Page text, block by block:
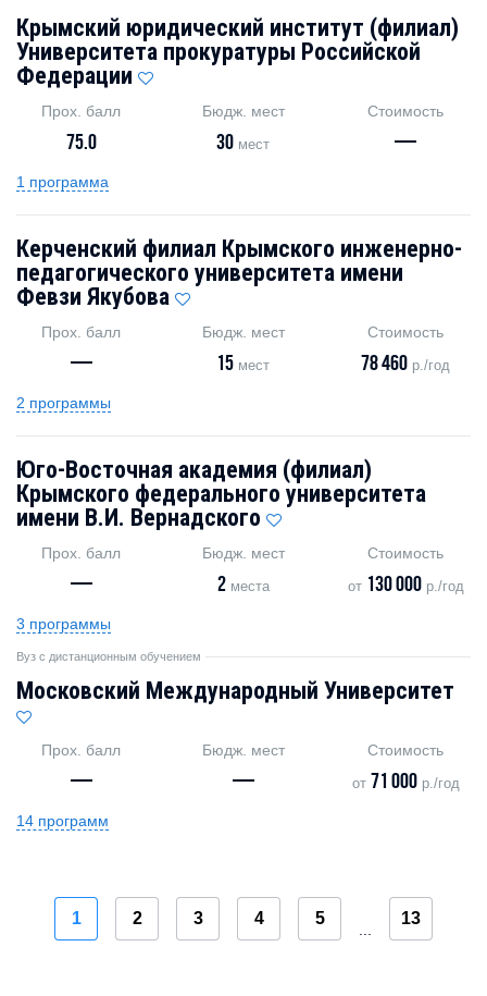
Крымский юридический институт (филиал)
Университета прокуратуры Российской
Федерации
Прох. балл
75.0
Бюдж. мест
30 мест
Стоимость
—
1 программа
Керченский филиал Крымского инженерно-
педагогического университета имени
Февзи Якубова
Прох. балл
—
Бюдж. мест
15 мест
Стоимость
78 460 р./год
2 программы
Юго-Восточная академия (филиал)
Крымского федерального университета
имени В.И. Вернадского
Прох. балл
—
Бюдж. мест
2места
Стоимость
от 130 000р./год
3 программы
Вуз с дистанционным обучением
Московский Международный Университет
Прох. балл
—
Бюдж. мест
—
Стоимость
от 71 000р./год
14 программ
1 2 3 4 5 13